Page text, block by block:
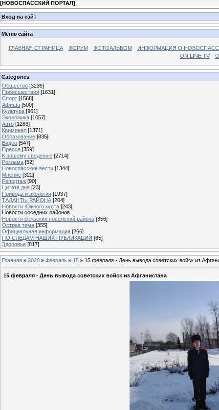
[НОВОСПАССКИЙ ПОРТАЛ]
Вход на сайт
Меню сайта
ГЛАВНАЯ СТРАНИЦА ФОРУМ ФОТОАЛЬБОМ
ИНФОРМАЦИЯ О
ON LINE TV
Categories
Общество [3239]
Происшествия [1631]
Спорт [1568]
Афиша [500]
Культура [961]
Экономика [1057]
Авто [1263]
Криминал [1371]
Образование [835]
Видео [547]
Пресса [359]
К вашему сведению [2714]
Реклама [52]
Новоспасские вести [1344]
Мнение [322]
Репортаж [90]
Цитата дня [23]
Природа и экология [1937]
ТАЛАНТЫ РАЙОНА [204]
Новости Южного куста [243]
Новости соседних районов
Новости сельских поселений района [356]
Острая тема [355]
Официальная информация [266]
ПО СЛЕДАМ НАШИХ ПУБЛИКАЦИЙ [65]
Здоровье [817]
Главная » 2020 » Февраль » 15 » 15 февраля - День вывода советских войск из
15 февраля - День вывода советских войск из Афганистана